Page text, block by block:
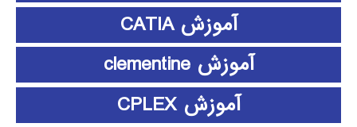
آموزش CATIA
آموزش clementine
آموزش CPLEX